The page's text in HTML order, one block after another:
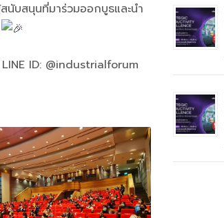
บสนุนที่มาร่วมออกบูธและนำ
ID: @industrialforum